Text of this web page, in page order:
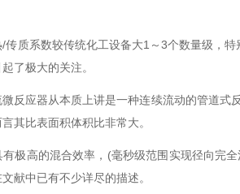
系数较传统化工设备大1～3个数量级，特
了极大的关注。
应器从本质上讲是一种连续流动的管道式
其比表面积体积比非常大。
高的混合效率，(毫秒级范围实现径向完全
献中已有不少详尽的描述。